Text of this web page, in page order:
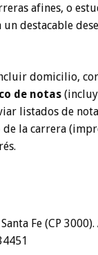
afines, o
destacable
domicilio,
de notas
listados de
de la carrera
Fe (CP